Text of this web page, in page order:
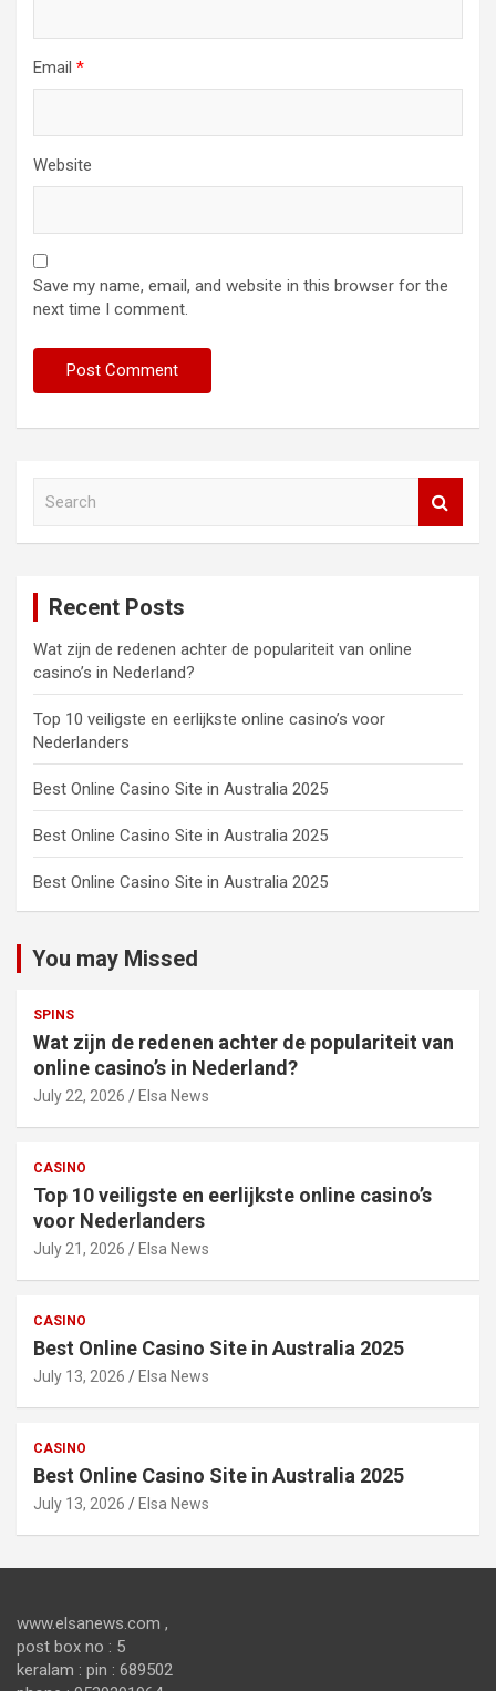
Email *
Website
Save my name, email, and website in this browser for the
next time I comment.
Recent Posts
Wat zijn de redenen achter de populariteit van online
casino’s in Nederland?
Top 10 veiligste en eerlijkste online casino’s voor
Nederlanders
Best Online Casino Site in Australia 2025
Best Online Casino Site in Australia 2025
Best Online Casino Site in Australia 2025
You may Missed
SPINS
Wat zijn de redenen achter de populariteit van
online casino’s in Nederland?
July 22, 2026 Elsa News
CASINO
Top 10 veiligste en eerlijkste online casino’s
voor Nederlanders
July 21, 2026 Elsa News
CASINO
Best Online Casino Site in Australia 2025
July 13, 2026 Elsa News
CASINO
Best Online Casino Site in Australia 2025
July 13, 2026 Elsa News
www.elsanews.com ,
post box no : 5
keralam : pin : 689502